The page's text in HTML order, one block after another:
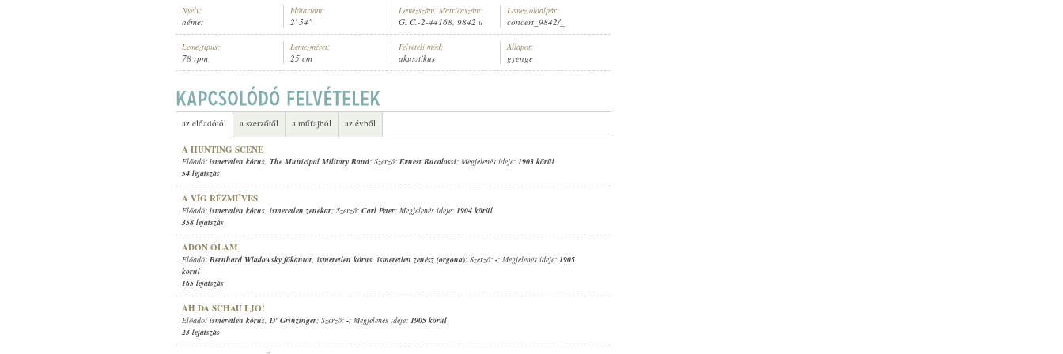
ISMERETLEN KÓRUS,D' GRINZINGER
Nyelv:
német
Időtartam:
2' 54"
Lemezszám, Matricaszám:
G. C.-2-44168, 9842 u
Lemez oldalpár:
concert_9842/_
Lemeztípus:
78 rpm
Lemezméret:
25 cm
Felvételi mód:
akusztikus
Állapot:
gyenge
az előadótól a szerzőtől a műfajból az évből
A HUNTING SCENE
Előadó: ismeretlen kórus, The Municipal Military Band; Szerző: Ernest Bucalossi; Megjelenés ideje: 1903 körül
54 lejátszás
A VÍG RÉZMŰVES
Előadó: ismeretlen kórus, ismeretlen zenekar; Szerző: Carl Peter; Megjelenés ideje: 1904 körül
358 lejátszás
ADON OLAM
Előadó: Bernhard Wladowsky főkántor, ismeretlen kórus, ismeretlen zenész (orgona); Szerző: -; Megjelenés ideje: 1905
körül
165 lejátszás
AH DA SCHAU I JO!
Előadó: ismeretlen kórus,D' Grinzinger; Szerző: -; Megjelenés ideje: 1905 körül
23 lejátszás